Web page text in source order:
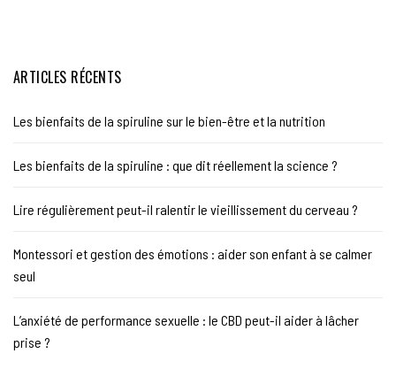
ARTICLES RÉCENTS
Les bienfaits de la spiruline sur le bien-être et la nutrition
Les bienfaits de la spiruline : que dit réellement la science ?
Lire régulièrement peut-il ralentir le vieillissement du cerveau ?
Montessori et gestion des émotions : aider son enfant à se calmer
seul
L’anxiété de performance sexuelle : le CBD peut-il aider à lâcher
prise ?